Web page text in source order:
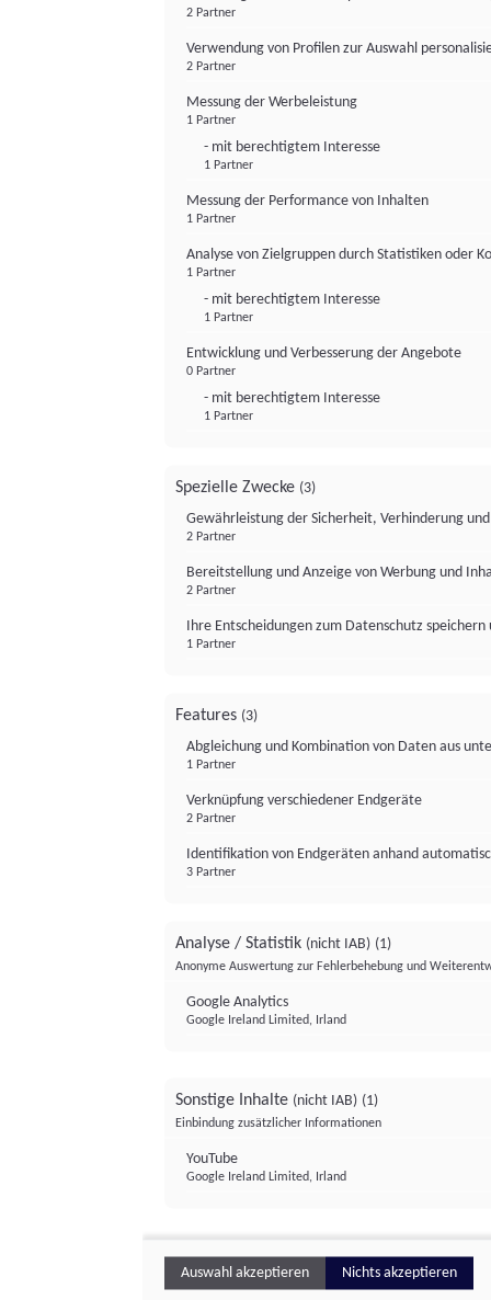
2 Partner
Verwendung von Profilen zur Auswahl
2 Partner
Messung der Werbeleistung
1 Partner
- mit berechtigtem Interesse
1 Partner
Messung der Performance von Inhalten
1 Partner
Analyse von Zielgruppen durch Statistiken oder
1 Partner
- mit berechtigtem Interesse
1 Partner
Entwicklung und Verbesserung der Angebote
0 Partner
- mit berechtigtem Interesse
1 Partner
Spezielle Zwecke (3)
Gewährleistung der Sicherheit, Verhinderung
2 Partner
Bereitstellung und Anzeige von Werbung und
2 Partner
Ihre Entscheidungen zum Datenschutz
1 Partner
Features (3)
Abgleichung und Kombination von Daten aus
1 Partner
Verknüpfung verschiedener Endgeräte
2 Partner
Identifikation von Endgeräten anhand
3 Partner
Analyse / Statistik (nicht IAB) (1)
Anonyme Auswertung zur Fehlerbehebung und
Google Analytics
Google Ireland Limited, Irland
Sonstige Inhalte (nicht IAB) (1)
Einbindung zusätzlicher Informationen
YouTube
Google Ireland Limited, Irland
Auswahl akzeptieren Nichts akzeptieren